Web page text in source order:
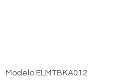
Modelo ELMTBKA012